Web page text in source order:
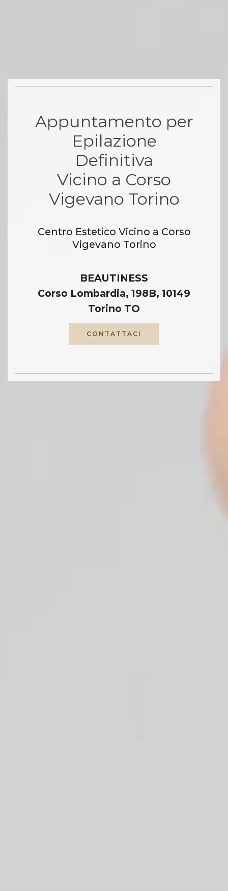
Appuntamento per
Epilazione
Definitiva
Vicino a Corso
Vigevano Torino
Centro Estetico Vicino a Corso
Vigevano Torino
BEAUTINESS
Corso Lombardia, 198B, 10149
Torino TO
CONTATTACI